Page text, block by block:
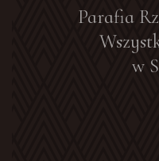
Parafia
w